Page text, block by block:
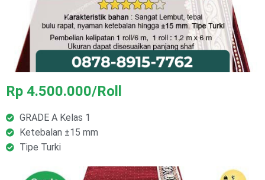
Rp 4.500.000/Roll
GRADE A Kelas 1
Ketebalan ±15 mm
Tipe Turki